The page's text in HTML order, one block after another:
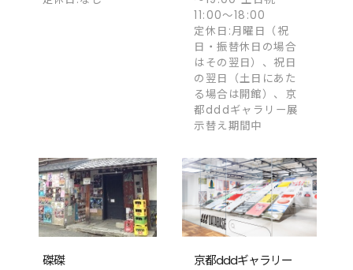
11:00～18:00
定休日:月曜日（祝
日・振替休日の場合
はその翌日）、祝日
の翌日（土日にあた
る場合は開館）、京
都dddギャラリー展
示替え期間中
磔磔 京都dddギャラリー